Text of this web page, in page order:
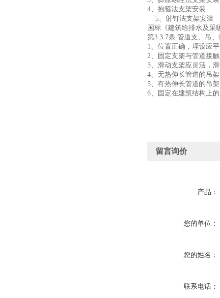
4、抱箍法支架安装
5、射钉法支架安装
国标《建筑给排水及采
第3.3.7条 管道支、吊
1、位置正确，埋设应
2、固定支架与管道接
3、滑动支架应灵活，
4、无热伸长管道的吊
5、有热伸长管道的吊
6、固定在建筑结构上
留言询价
产品：
您的单位：
您的姓名：
联系电话：